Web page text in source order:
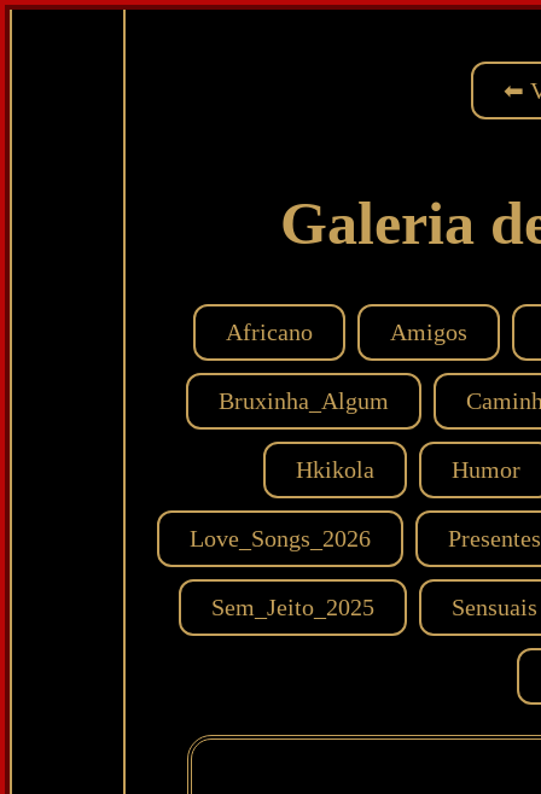
⬅
Galeria
Africano Amigos
Bruxinha_Algum
Hkikola Humor
Love_Songs_2026 Presentes
Sem_Jeito_2025 Sensuais